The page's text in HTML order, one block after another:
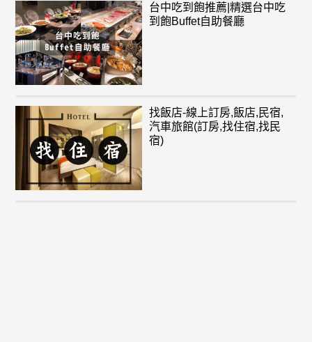
台中吃到飽推薦|精選台中吃
到飽Buffet自助餐廳
找飯店-線上訂房,飯店,民宿,
汽車旅館(訂房,找住宿,找民
宿)